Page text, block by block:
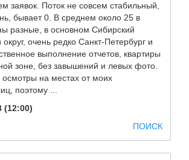
заявок. Поток не совсем стабильный,
бывает 0. В среднем около 25 в
разные, в основном Сибирский
очень редко Санкт-Петербург и
выполнение отчетов, квартиры
зоне, без завышений и левых фото.
осмотры на местах от моих
поэтому ...
(12:00)
ПОИСК